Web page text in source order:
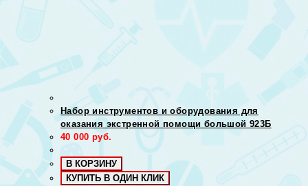
Набор инструментов и оборудования для
оказания экстренной помощи большой 923Б
40 000 руб.
В КОРЗИНУ
КУПИТЬ В ОДИН КЛИК